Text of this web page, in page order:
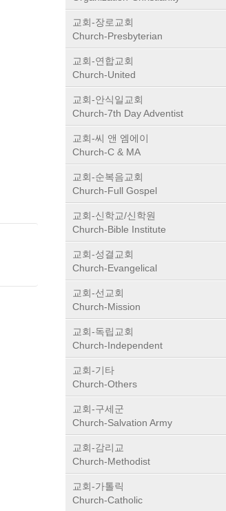
교회-장로교회
Church-Presbyterian
교회-연합교회
Church-United
교회-안식일교회
Church-7th Day Adventist
교회-씨 앤 엠에이
Church-C & MA
교회-순복음교회
Church-Full Gospel
교회-신학교/신학원
Church-Bible Institute
교회-성결교회
Church-Evangelical
교회-선교회
Church-Mission
교회-독립교회
Church-Independent
교회-기타
Church-Others
교회-구세군
Church-Salvation Army
교회-감리교
Church-Methodist
교회-가톨릭
Church-Catholic